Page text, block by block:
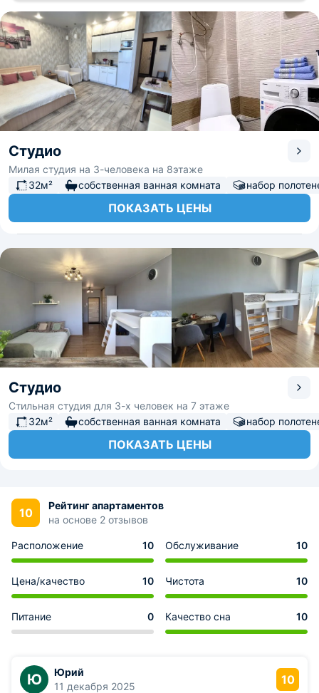
Студио
Милая студия на 3-человека на 8этаже
32м²
собственная ванная комната набор
ПОКАЗАТЬ ЦЕНЫ
Студио
Стильная студия для 3-х человек на 7 этаже
32м²
собственная ванная комната набор
ПОКАЗАТЬ ЦЕНЫ
10
Рейтинг апартаментов
на основе 2 отзывов
Расположение 10 Обслуживание 10
Цена/качество 10 Чистота 10
Питание 0 Качество сна 10
Ю
Юрий
11 декабря 2025
10